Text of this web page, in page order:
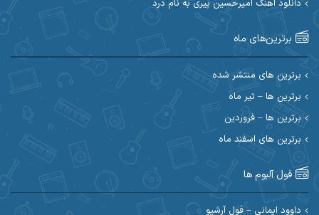
احسان آیینفر
احسان امیدوار
احسان حیدری احسان دریادل
احسان رمضانی احسان علیانی
احسان کریمی احسان کمری
احسان مرادیان احمد اسلامی
احمد بیرانوند
دانلود آهنگ امیرحسین پیری به نام درد
برترین‌های ماه
برترین های منتشر شده
برترین ها – تیر ماه
برترین ها – فروردین
برترین های اسفند ماه
فول آلبوم ها
داوود ایمانی – فول آرشیو